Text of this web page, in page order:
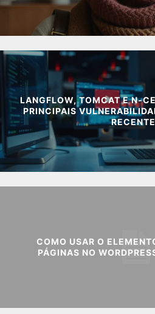
LANGFLOW, TOMCAT E N-
PRINCIPAIS
COMO USAR O
PÁGINAS NO